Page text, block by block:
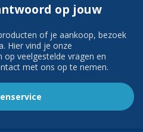
op jouw
of je aankoop, bezoek
Hier vind je onze
veelgestelde vragen en
met ons op te nemen.